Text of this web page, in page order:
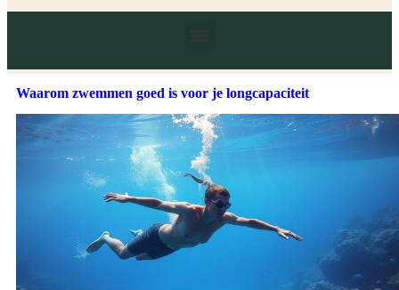
Waarom zwemmen goed is voor je longcapaciteit